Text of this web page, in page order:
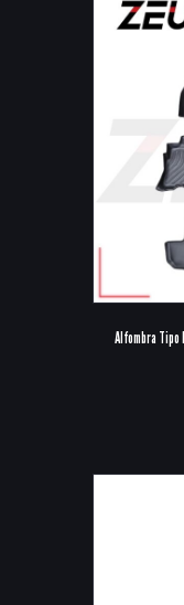
Alfombra Tipo